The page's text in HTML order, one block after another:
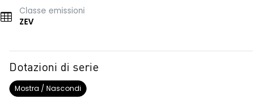
Classe emissioni
ZEV
Dotazioni di serie
Mostra / Nascondi